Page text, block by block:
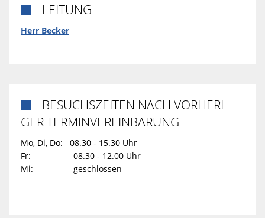
LEITUNG
Herr Becker
BESUCHSZEITEN NACH VORHERI-
GER TERMINVEREINBARUNG
Mo, Di, Do: 08.30 - 15.30 Uhr
Fr: 08.30 - 12.00 Uhr
Mi: geschlossen